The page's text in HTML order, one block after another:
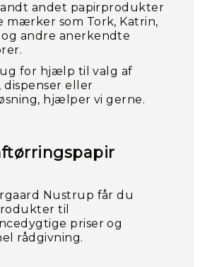
andet papirprodukter
mærker som Tork, Katrin,
andre anerkendte
for hjælp til valg af
dispenser eller
hjælper vi gerne.
Nustrup får du
til
priser og
rådgivning.